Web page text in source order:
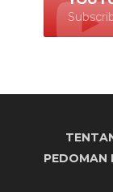
PEDOMAN